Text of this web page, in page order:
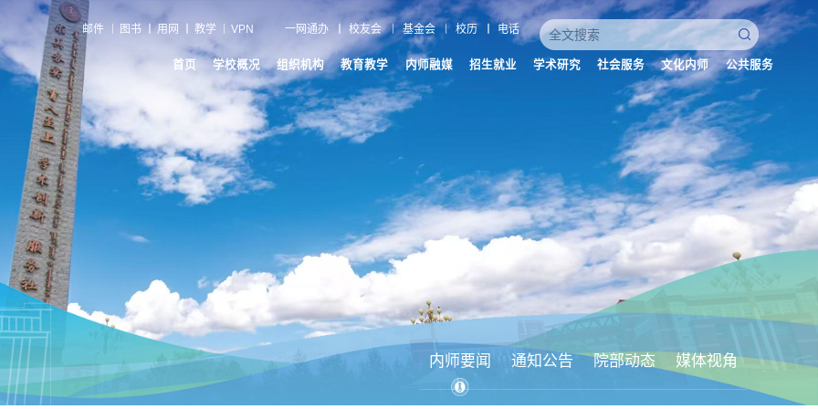
邮件 图书 用网 教学 VPN 一网通办 校友会 基金会 校历 电话
首页 学校概况 组织机构 教育教学 内师融媒 招生就业 学术研究 社会服务 文化内师 公共服务
内师要闻 通知公告 院部动态 媒体视角